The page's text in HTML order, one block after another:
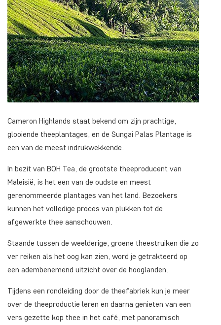
Cameron Highlands staat bekend om zijn prachtige,
glooiende theeplantages, en de Sungai Palas Plantage is
een van de meest indrukwekkende.
In bezit van BOH Tea, de grootste theeproducent van
Maleisië, is het een van de oudste en meest
gerenommeerde plantages van het land. Bezoekers
kunnen het volledige proces van plukken tot de
afgewerkte thee aanschouwen.
Staande tussen de weelderige, groene theestruiken die zo
ver reiken als het oog kan zien, word je getrakteerd op
een adembenemend uitzicht over de hooglanden.
Tijdens een rondleiding door de theefabriek kun je meer
over de theeproductie leren en daarna genieten van een
vers gezette kop thee in het café, met panoramisch